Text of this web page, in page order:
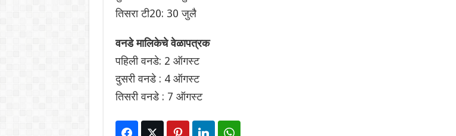
तिसरा टी20: 30 जुलै
वनडे मालिकेचे वेळापत्रक
पहिली वनडे: 2 ऑगस्ट
दुसरी वनडे : 4 ऑगस्ट
तिसरी वनडे : 7 ऑगस्ट